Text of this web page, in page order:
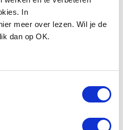
In
meer over lezen. Wil je de
dan op OK.
in Nederland. De
Sinds 2022
De directeur is
onder